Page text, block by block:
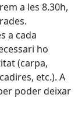
a les 8.30h,
a cada
ho
(carpa,
etc.). A
poder deixar